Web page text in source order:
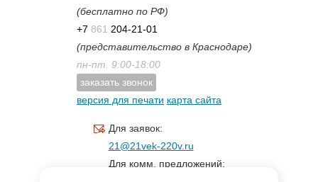
(бесплатно по РФ)
+7 861 204-21-01
(представительство в Краснодаре)
пн-пт. 9:00-18:00
заказать звонок
версия для печати карта сайта
Для заявок:
21@21vek-220v.ru
Для комм. предложений: